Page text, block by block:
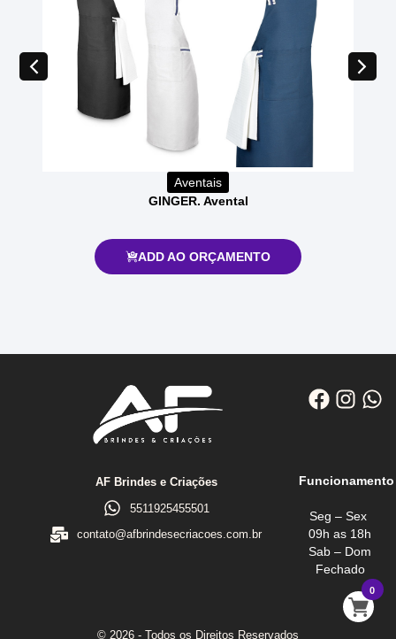
Aventais
GINGER. Avental
ADD AO ORÇAMENTO
AF Brindes e Criações
5511925455501
contato@afbrindesecriacoes.com.br
Funcionamento
Seg – Sex
09h as 18h
Sab – Dom
Fechado
0
© 2026 - Todos os Direitos Reservados